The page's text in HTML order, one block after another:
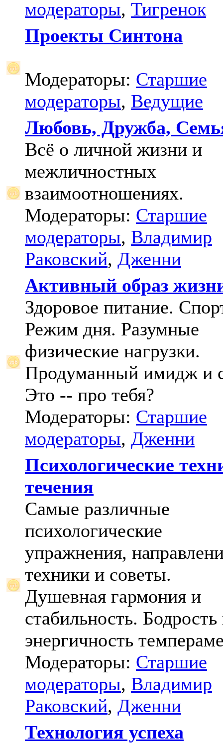
модераторы, Тигренок
Проекты Синтона
Модераторы: Старшие
модераторы, Ведущие
Любовь, Дружба,
Всё о личной жизни и
межличностных
взаимоотношениях.
Модераторы: Старшие
модераторы, Владимир
Раковский, Дженни
Активный образ
Здоровое питание.
Режим дня. Разумные
физические нагрузки.
Продуманный имидж и
Это -- про тебя?
Модераторы: Старшие
модераторы, Дженни
Психологические
течения
Самые различные
психологические
упражнения,
техники и советы.
Душевная гармония и
стабильность. Бодрость
энергичность
Модераторы: Старшие
модераторы, Владимир
Раковский, Дженни
Технология успеха